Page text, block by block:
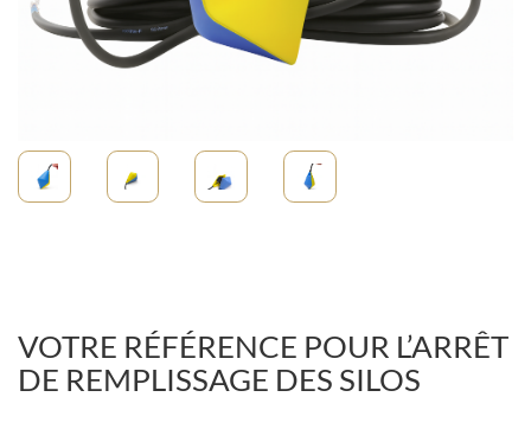
VOTRE RÉFÉRENCE POUR L’ARRÊT
DE REMPLISSAGE DES SILOS